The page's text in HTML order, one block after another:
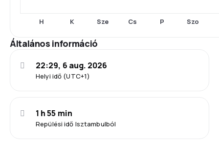
H K Sze Cs P Szo
Általános információ
Helyi idő (UTC+1)
22:29, 6 aug. 2026
Repülési idő Isztambulból
1 h 55 min